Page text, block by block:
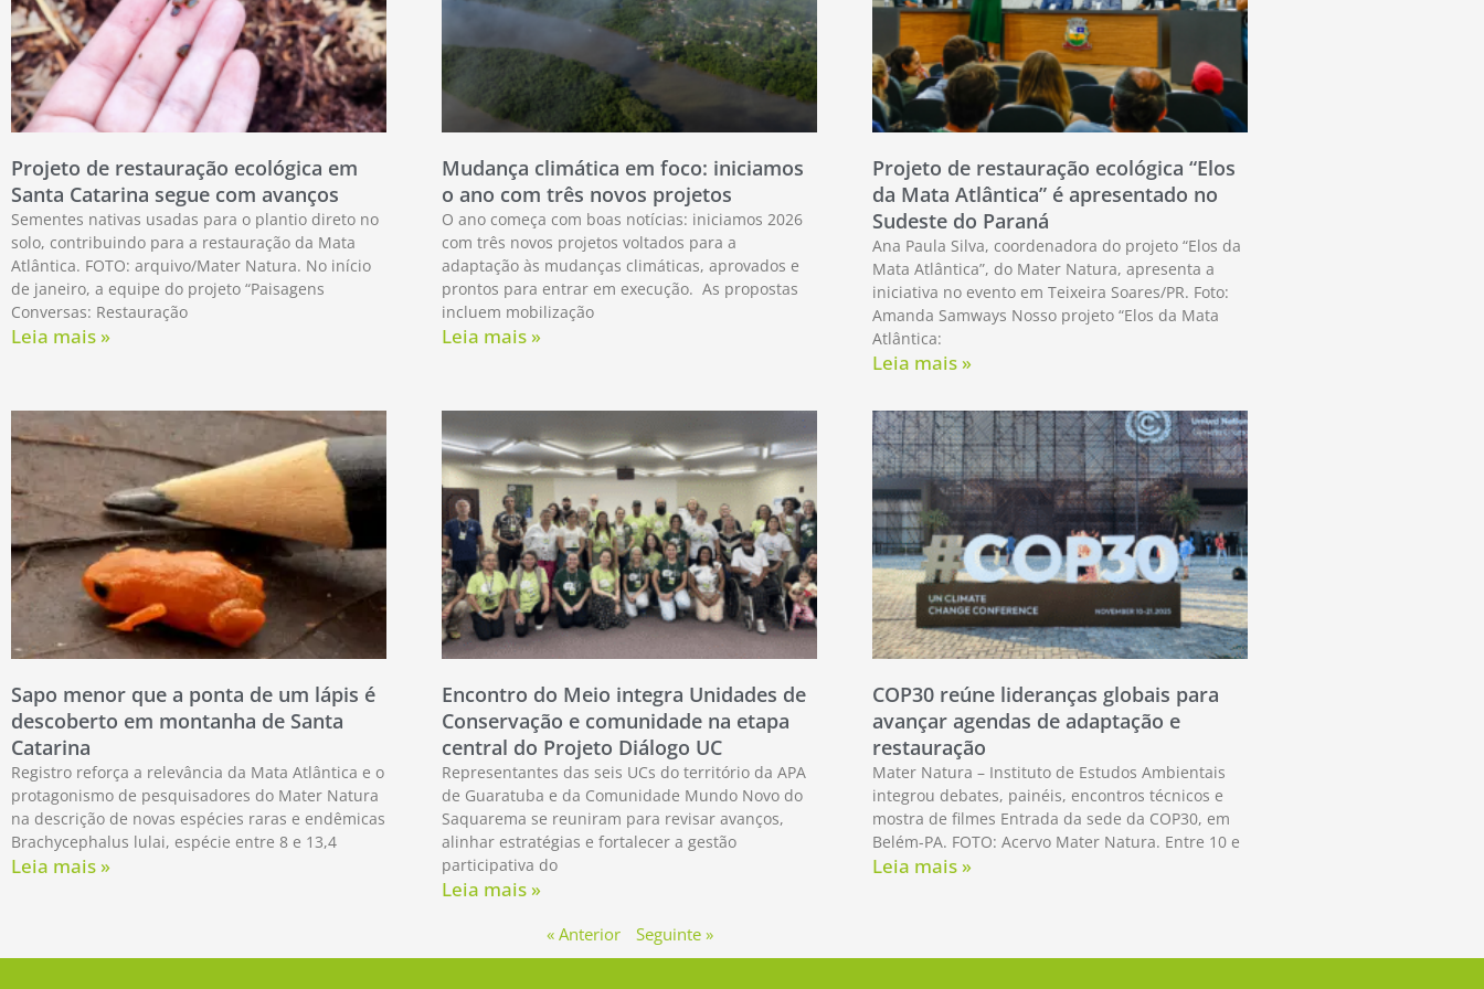
Projeto de restauração ecológica em
Santa Catarina segue com avanços
Sementes nativas usadas para o plantio direto no
solo, contribuindo para a restauração da Mata
Atlântica. FOTO: arquivo/Mater Natura. No início
de janeiro, a equipe do projeto “Paisagens
Conversas: Restauração
Leia mais »
Mudança climática em foco: iniciamos
o ano com três novos projetos
O ano começa com boas notícias: iniciamos 2026
com três novos projetos voltados para a
adaptação às mudanças climáticas, aprovados e
prontos para entrar em execução. As propostas
incluem mobilização
Leia mais »
Projeto de restauração ecológica “Elos
da Mata Atlântica” é apresentado no
Sudeste do Paraná
Ana Paula Silva, coordenadora do projeto “Elos da
Mata Atlântica”, do Mater Natura, apresenta a
iniciativa no evento em Teixeira Soares/PR. Foto:
Amanda Samways Nosso projeto “Elos da Mata
Atlântica:
Leia mais »
Sapo menor que a ponta de um lápis é
descoberto em montanha de Santa
Catarina
Registro reforça a relevância da Mata Atlântica e o
protagonismo de pesquisadores do Mater Natura
na descrição de novas espécies raras e endêmicas
Brachycephalus lulai, espécie entre 8 e 13,4
Leia mais »
Encontro do Meio integra Unidades de
Conservação e comunidade na etapa
central do Projeto Diálogo UC
Representantes das seis UCs do território da APA
de Guaratuba e da Comunidade Mundo Novo do
Saquarema se reuniram para revisar avanços,
alinhar estratégias e fortalecer a gestão
participativa do
Leia mais »
COP30 reúne lideranças globais para
avançar agendas de adaptação e
restauração
Mater Natura – Instituto de Estudos Ambientais
integrou debates, painéis, encontros técnicos e
mostra de filmes Entrada da sede da COP30, em
Belém-PA. FOTO: Acervo Mater Natura. Entre 10 e
Leia mais »
« Anterior Seguinte »